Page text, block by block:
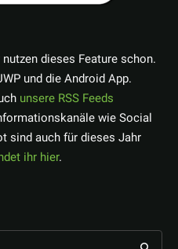
dieses Feature schon.
und die Android App.
unsere RSS Feeds
wie Social
sind auch für dieses Jahr
ihr hier.